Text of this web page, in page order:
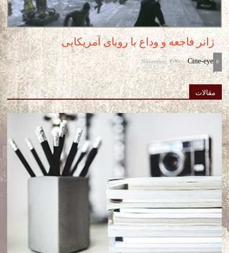
ژانر فاجعه و وداع با رویای آمریکایی
Cine-eye
-
November, 2020 0
مقالات